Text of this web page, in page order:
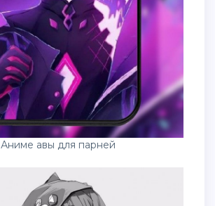
Аниме авы для парней